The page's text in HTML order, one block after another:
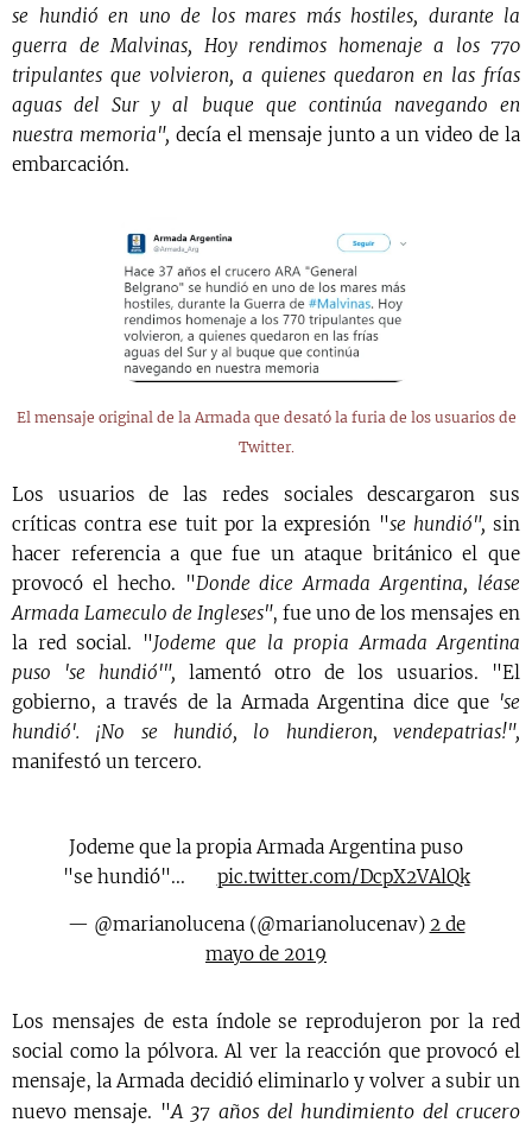
se hundió en uno de los mares más hostiles, durante la
guerra de Malvinas, Hoy rendimos homenaje a los 770
tripulantes que volvieron, a quienes quedaron en las frías
aguas del Sur y al buque que continúa navegando en
nuestra memoria", decía el mensaje junto a un video de la
embarcación.
El mensaje original de la Armada que desató la furia de los usuarios de
Twitter.
Los usuarios de las redes sociales descargaron sus
críticas contra ese tuit por la expresión "se hundió", sin
hacer referencia a que fue un ataque británico el que
provocó el hecho. "Donde dice Armada Argentina, léase
Armada Lameculo de Ingleses", fue uno de los mensajes en
la red social. "Jodeme que la propia Armada Argentina
puso 'se hundió'", lamentó otro de los usuarios. "El
gobierno, a través de la Armada Argentina dice que 'se
hundió'. ¡No se hundió, lo hundieron, vendepatrias!",
manifestó un tercero.
Jodeme que la propia Armada Argentina puso
"se hundió"... 🤦🏻‍♂️ pic.twitter.com/DcpX2VAlQk
— @marianolucena (@marianolucenav) 2 de
mayo de 2019
Los mensajes de esta índole se reprodujeron por la red
social como la pólvora. Al ver la reacción que provocó el
mensaje, la Armada decidió eliminarlo y volver a subir un
nuevo mensaje. "A 37 años del hundimiento del crucero